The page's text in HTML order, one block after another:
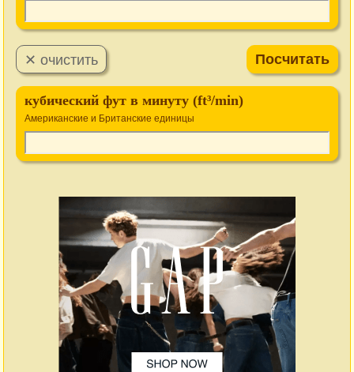
кубический фут в минуту (ft³/min)
Американские и Британские единицы